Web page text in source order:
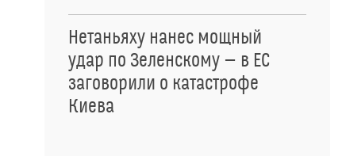
Нетаньяху нанес мощный
удар по Зеленскому — в ЕС
заговорили о катастрофе
Киева